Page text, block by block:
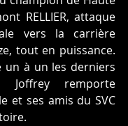
RELLIER, attaque
vers la carrière
tout en puissance.
un à un les derniers
Joffrey remporte
et ses amis du SVC